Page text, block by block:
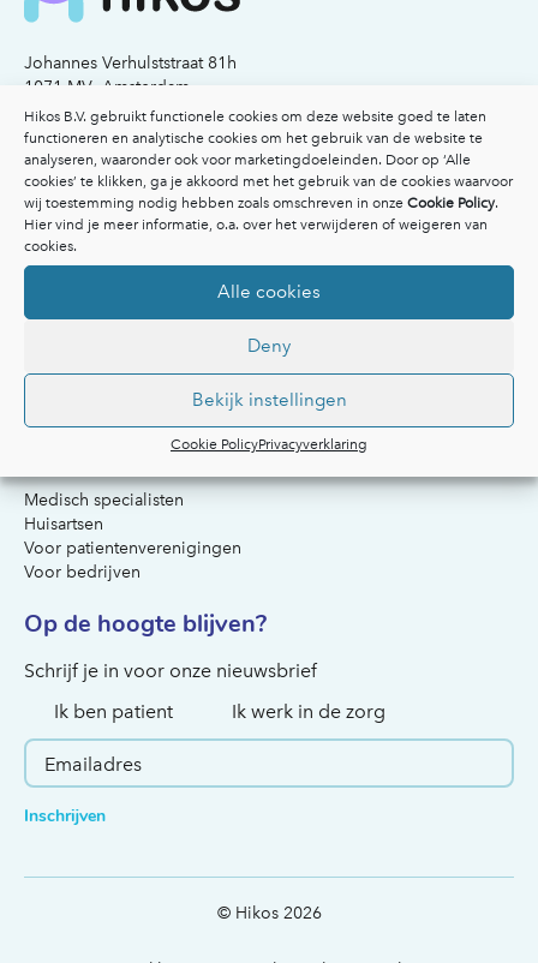
Hikos B.V. gebruikt functionele cookies om deze website goed te laten
functioneren en analytische cookies om het gebruik van de website te
analyseren, waaronder ook voor marketingdoeleinden. Door op ‘Alle
cookies’ te klikken, ga je akkoord met het gebruik van de cookies waarvoor
wij toestemming nodig hebben zoals omschreven in onze Cookie Policy.
Hier vind je meer informatie, o.a. over het verwijderen of weigeren van
cookies.
Alle cookies
Deny
Bekijk instellingen
Cookie PolicyPrivacyverklaring
Hoe kunnen we je helpen?
Johannes Verhulststraat 81h
1071 MV Amsterdam
KvK nummer: 77341503
Email:info@hikos.nl
Bel:020-2117206
Voor patiënten
Voor patiënten
Veelgestelde vragen
Afspraak maken
Ik heb een klacht
Medisch specialisten
Huisartsen
Voor patientenverenigingen
Voor bedrijven
Op de hoogte blijven?
Schrijf je in voor onze nieuwsbrief
Ik ben patient
Ik werk in de zorg
Inschrijven
© Hikos 2026